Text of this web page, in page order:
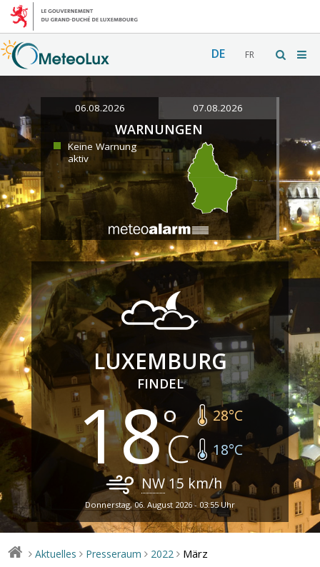
DE FR
06.08.2026 07.08.2026
WARNUNGEN
Keine Warnung
aktiv
LUXEMBURG
FINDEL
18 28°C
18°C
NW15 km/h
Donnerstag, 06. August 2026 - 03:55 Uhr
> Aktuelles > Presseraum > 2022 > März